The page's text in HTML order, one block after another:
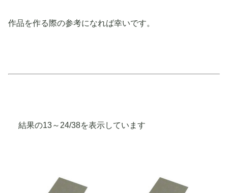
作品を作る際の参考になれば幸いです。
結果の13～24/38を表示しています